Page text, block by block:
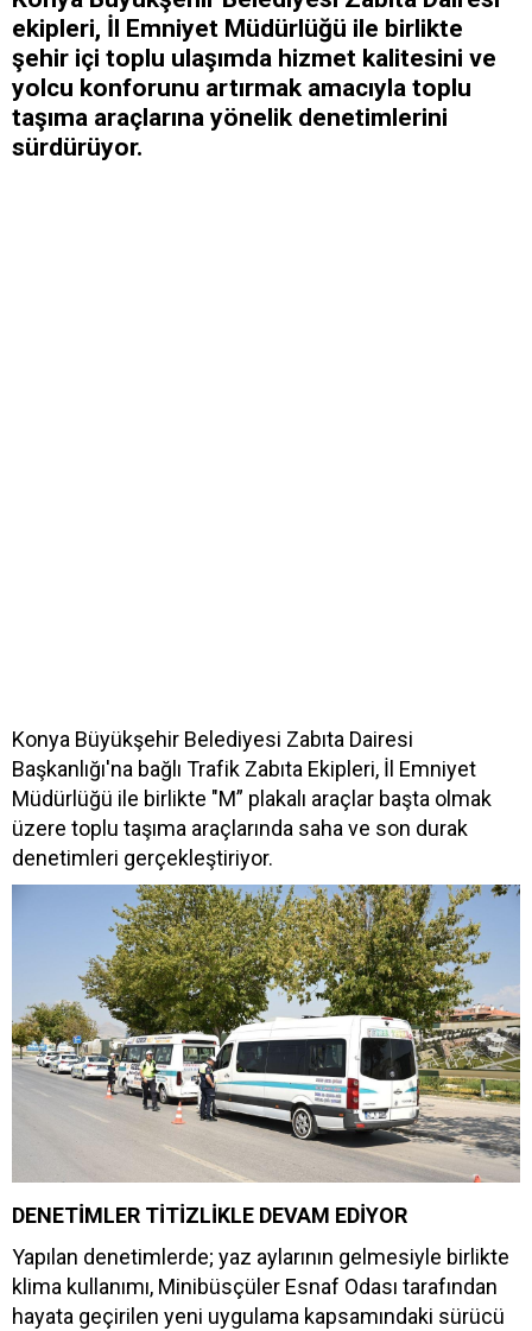
ekipleri, İl Emniyet Müdürlüğü ile birlikte
şehir içi toplu ulaşımda hizmet kalitesini ve
yolcu konforunu artırmak amacıyla toplu
taşıma araçlarına yönelik denetimlerini
sürdürüyor.
Konya Büyükşehir Belediyesi Zabıta Dairesi
Başkanlığı'na bağlı Trafik Zabıta Ekipleri, İl Emniyet
Müdürlüğü ile birlikte "M” plakalı araçlar başta olmak
üzere toplu taşıma araçlarında saha ve son durak
denetimleri gerçekleştiriyor.
DENETİMLER TİTİZLİKLE DEVAM EDİYOR
Yapılan denetimlerde; yaz aylarının gelmesiyle birlikte
klima kullanımı, Minibüsçüler Esnaf Odası tarafından
hayata geçirilen yeni uygulama kapsamındaki sürücü